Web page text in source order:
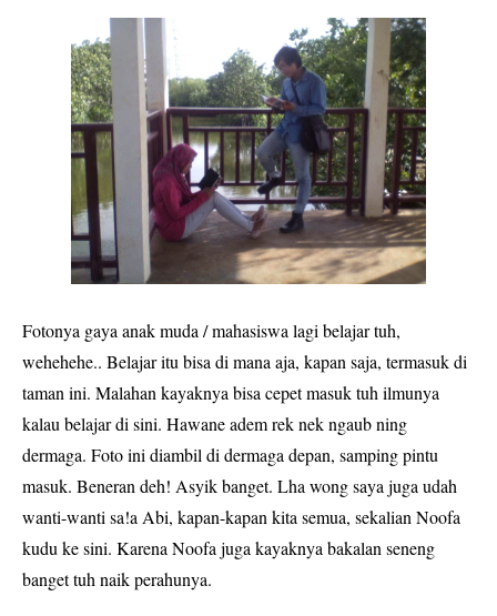
Fotonya gaya anak muda / mahasiswa lagi belajar tuh,
wehehehe.. Belajar itu bisa di mana aja, kapan saja, termasuk di
taman ini. Malahan kayaknya bisa cepet masuk tuh ilmunya
kalau belajar di sini. Hawane adem rek nek ngaub ning
dermaga. Foto ini diambil di dermaga depan, samping pintu
masuk. Beneran deh! Asyik banget. Lha wong saya juga udah
wanti-wanti sa!a Abi, kapan-kapan kita semua, sekalian Noofa
kudu ke sini. Karena Noofa juga kayaknya bakalan seneng
banget tuh naik perahunya.